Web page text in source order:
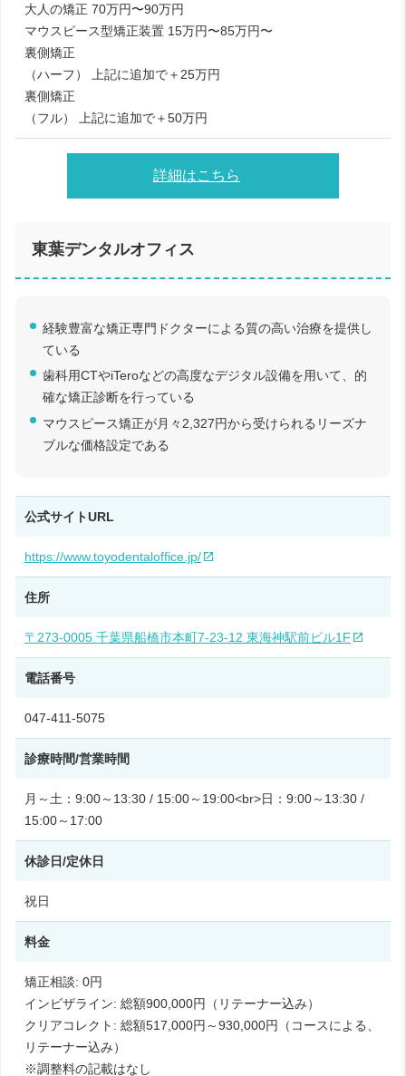
大人の矯正 70万円〜90万円
マウスピース型矯正装置 15万円〜85万円〜
裏側矯正
（ハーフ） 上記に追加で＋25万円
裏側矯正
（フル） 上記に追加で＋50万円
詳細はこちら
東葉デンタルオフィス
経験豊富な矯正専門ドクターによる質の高い治療を提供し
ている
歯科用CTやiTeroなどの高度なデジタル設備を用いて、的
確な矯正診断を行っている
マウスピース矯正が月々2,327円から受けられるリーズナ
ブルな価格設定である
公式サイトURL
https://www.toyodentaloffice.jp/
住所
〒273-0005 千葉県船橋市本町7-23-12 東海神駅前ビル1F
電話番号
047-411-5075
診療時間/営業時間
月～土：9:00～13:30 / 15:00～19:00<br>日：9:00～13:30 /
15:00～17:00
休診日/定休日
祝日
料金
矯正相談: 0円
インビザライン: 総額900,000円（リテーナー込み）
クリアコレクト: 総額517,000円～930,000円（コースによる、
リテーナー込み）
※調整料の記載はなし